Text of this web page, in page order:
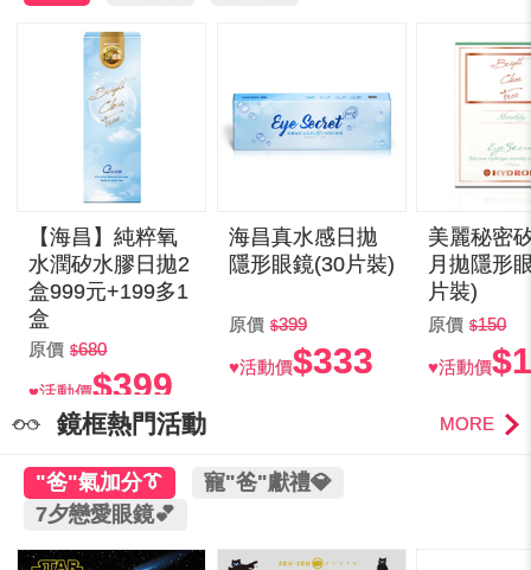
【海昌】純粹氧
水潤矽水膠日拋2
盒999元+199多1
盒
原價 680
♥活動價$399
海昌真水感日拋
隱形眼鏡(30片裝)
原價 399
♥活動價$333
美麗秘密
月拋隱形
片裝)
原價 150
♥活動價
鏡框熱門活動 MORE
"爸"氣加分👔
寵"爸"獻禮💎
7夕戀愛眼鏡💕